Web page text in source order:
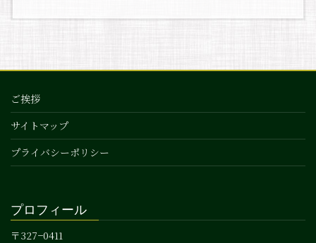
ご挨拶
サイトマップ
プライバシーポリシー
プロフィール
〒327−0411